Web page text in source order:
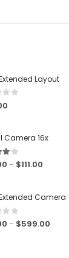
Layout
of 5
Camera 16x
of 5
– $111.00
Camera
of 5
– $599.00